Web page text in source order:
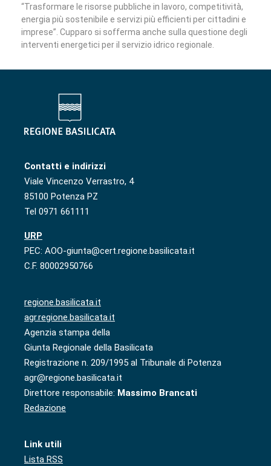
“Trasformare le risorse pubbliche in lavoro, competitività,
energia più sostenibile e servizi più efficienti per cittadini e
imprese”. Cupparo si sofferma anche sulla questione degli
interventi energetici per il servizio idrico regionale.
Contatti e indirizzi
Viale Vincenzo Verrastro, 4
85100 Potenza PZ
Tel 0971 661111
URP
PEC: AOO-giunta@cert.regione.basilicata.it
C.F. 80002950766
regione.basilicata.it
agr.regione.basilicata.it
Agenzia stampa della
Giunta Regionale della Basilicata
Registrazione n. 209/1995 al Tribunale di Potenza
agr@regione.basilicata.it
Direttore responsabile: Massimo Brancati
Redazione
Link utili
Lista RSS